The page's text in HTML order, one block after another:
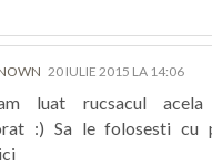
20 IULIE 2015 LA 14:06
luat rucsacul acela
:) Sa le folosesti cu